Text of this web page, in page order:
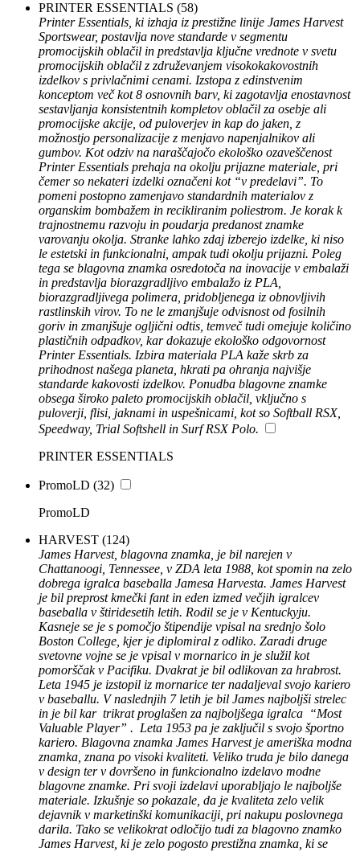
PRINTER ESSENTIALS (58)
Printer Essentials, ki izhaja iz prestižne linije James Harvest
Sportswear, postavlja nove standarde v segmentu
promocijskih oblačil in predstavlja ključne vrednote v svetu
promocijskih oblačil z združevanjem visokokakovostnih
izdelkov s privlačnimi cenami. Izstopa z edinstvenim
konceptom več kot 8 osnovnih barv, ki zagotavlja enostavnost
sestavljanja konsistentnih kompletov oblačil za osebje ali
promocijske akcije, od puloverjev in kap do jaken, z
možnostjo personalizacije z menjavo napenjalnikov ali
gumbov. Kot odziv na naraščajočo ekološko ozaveščenost
Printer Essentials prehaja na okolju prijazne materiale, pri
čemer so nekateri izdelki označeni kot “v predelavi”. To
pomeni postopno zamenjavo standardnih materialov z
organskim bombažem in recikliranim poliestrom. Je korak k
trajnostnemu razvoju in poudarja predanost znamke
varovanju okolja. Stranke lahko zdaj izberejo izdelke, ki niso
le estetski in funkcionalni, ampak tudi okolju prijazni. Poleg
tega se blagovna znamka osredotoča na inovacije v embalaži
in predstavlja biorazgradljivo embalažo iz PLA,
biorazgradljivega polimera, pridobljenega iz obnovljivih
rastlinskih virov. To ne le zmanjšuje odvisnost od fosilnih
goriv in zmanjšuje ogljični odtis, temveč tudi omejuje količino
plastičnih odpadkov, kar dokazuje ekološko odgovornost
Printer Essentials. Izbira materiala PLA kaže skrb za
prihodnost našega planeta, hkrati pa ohranja najvišje
standarde kakovosti izdelkov. Ponudba blagovne znamke
obsega široko paleto promocijskih oblačil, vključno s
puloverji, flisi, jaknami in uspešnicami, kot so Softball RSX,
Speedway, Trial Softshell in Surf RSX Polo.
PRINTER ESSENTIALS
PromoLD (32)
PromoLD
HARVEST (124)
James Harvest, blagovna znamka, je bil narejen v
Chattanoogi, Tennessee, v ZDA leta 1988, kot spomin na zelo
dobrega igralca baseballa Jamesa Harvesta. James Harvest
je bil preprost kmečki fant in eden izmed večjih igralcev
baseballa v štiridesetih letih. Rodil se je v Kentuckyju.
Kasneje se je s pomočjo štipendije vpisal na srednjo šolo
Boston College, kjer je diplomiral z odliko. Zaradi druge
svetovne vojne se je vpisal v mornarico in je služil kot
pomorščak v Pacifiku. Dvakrat je bil odlikovan za hrabrost.
Leta 1945 je izstopil iz mornarice ter nadaljeval svojo kariero
v baseballu. V naslednjih 7 letih je bil James najboljši strelec
in je bil kar trikrat proglašen za najboljšega igralca “Most
Valuable Player” . Leta 1953 pa je zaključil s svojo športno
kariero. Blagovna znamka James Harvest je ameriška modna
znamka, znana po visoki kvaliteti. Veliko truda je bilo danega
v design ter v dovršeno in funkcionalno izdelavo modne
blagovne znamke. Pri svoji izdelavi uporabljajo le najboljše
materiale. Izkušnje so pokazale, da je kvaliteta zelo velik
dejavnik v marketinški komunikaciji, pri nakupu poslovnega
darila. Tako se velikokrat odločijo tudi za blagovno znamko
James Harvest, ki je zelo pogosto prestižna znamka, ki se